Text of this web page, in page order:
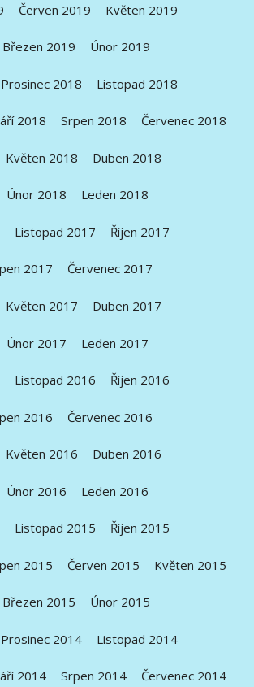
Červen 2019 Květen 2019
Březen 2019 Únor 2019
Prosinec 2018 Listopad 2018
2018 Srpen 2018 Červenec 2018
Květen 2018 Duben 2018
Únor 2018 Leden 2018
Listopad 2017 Říjen 2017
2017 Červenec 2017
Květen 2017 Duben 2017
Únor 2017 Leden 2017
Listopad 2016 Říjen 2016
2016 Červenec 2016
Květen 2016 Duben 2016
Únor 2016 Leden 2016
Listopad 2015 Říjen 2015
2015 Červen 2015 Květen 2015
Březen 2015 Únor 2015
Prosinec 2014 Listopad 2014
2014 Srpen 2014 Červenec 2014